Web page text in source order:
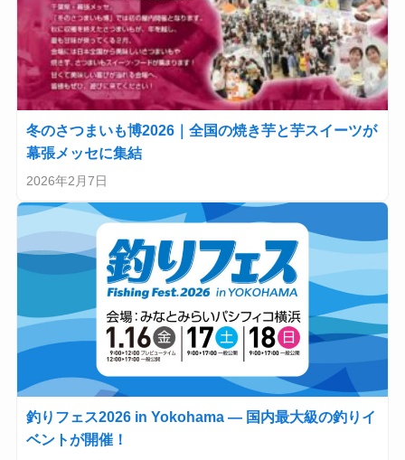
冬のさつまいも博2026｜全国の焼き芋と芋スイーツが
幕張メッセに集結
2026年2月7日
釣りフェス2026 in Yokohama — 国内最大級の釣りイ
ベントが開催！